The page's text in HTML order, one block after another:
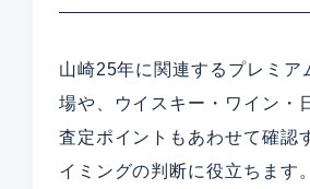
山崎25年に関連するプレミア
場や、ウイスキー・ワイン・
査定ポイントもあわせて確認
イミングの判断に役立ちます